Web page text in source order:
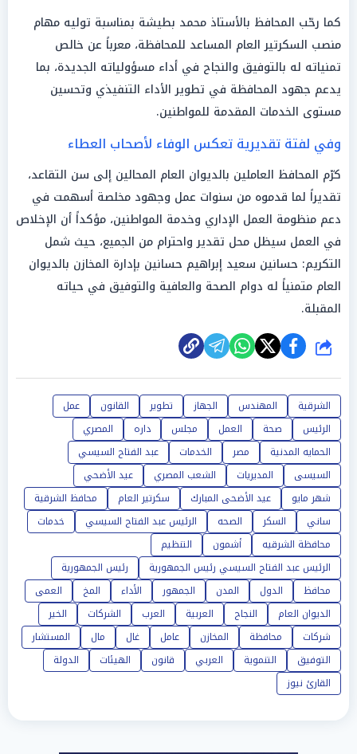
كما رحّب المحافظ بالأستاذ محمد بطيشة بمناسبة توليه مهام
منصب السكرتير العام المساعد للمحافظة، معرباً عن خالص
تمنياته له بالتوفيق والنجاح في أداء مسؤولياته الجديدة، بما
يدعم جهود المحافظة في تطوير الأداء التنفيذي وتحسين
مستوى الخدمات المقدمة للمواطنين.
وفي لفتة تقديرية تعكس الوفاء لأصحاب العطاء
كرّم المحافظ العاملين بالديوان العام المحالين إلى سن التقاعد،
تقديراً لما قدموه من سنوات عمل وجهود مخلصة أسهمت في
دعم منظومة العمل الإداري وخدمة المواطنين، مؤكداً أن الإخلاص
في العمل سيظل محل تقدير واحترام من الجميع، حيث شمل
التكريم: حسانين سعيد إبراهيم حسانين بإدارة المخازن بالديوان
العام متمنياً له دوام الصحة والعافية والتوفيق في حياته
المقبلة.
شارك
الشرقية المهندس الجهاز تطوير القانون
عمل
الرئيس
صحة العمل مجلس داره
المصري
الحمايه المدنية
مصر الخدمات
عبد الفتاح السيسي
السيسى
المديريات الشعب المصري
عيد الأضحي
شهر مايو
عيد الأضحى المبارك سكرتير العام
محافظ الشرقية
ساني
السكر الصحه الرئيس عبد الفتاح السيسي
خدمات
محافظة الشرقيه
أشمون
التنظيم
الرئيس عبد الفتاح السيسي رئيس الجمهورية
رئيس الجمهورية
محافظ
الدول المدن الجمهور الأداء المخ
العمى
الديوان العام
النجاح العربية العرب الشركات
الخير
شركات
محافظة المخازن عامل غال مال
المستشار
التوفيق
التنموية العربي قانون الهيئات
الدولة
القارئ نيوز